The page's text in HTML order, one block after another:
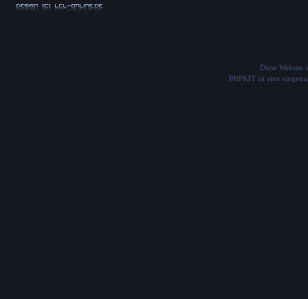
Diese Website
PHPKIT ist eine